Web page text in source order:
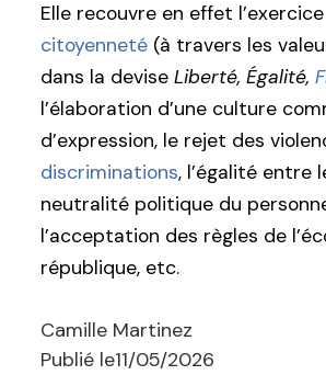
Elle recouvre en effet
citoyenneté (à travers les
dans la devise Liberté, Égalité,
l’élaboration d’une culture
d’expression, le rejet des
discriminations, l’égalité entre
neutralité politique du
l’acceptation des règles de
république, etc.
Camille Martinez
Publié le11/05/2026